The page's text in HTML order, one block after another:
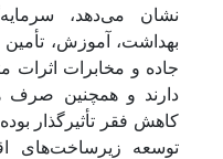
نشان می‌دهد،
بهداشت، آموزش، تأمین
جاده و مخابرات اثرات
دارند و همچنین صرف
کاهش فقر تأثیرگذار
توسعه زیرساخت‌های